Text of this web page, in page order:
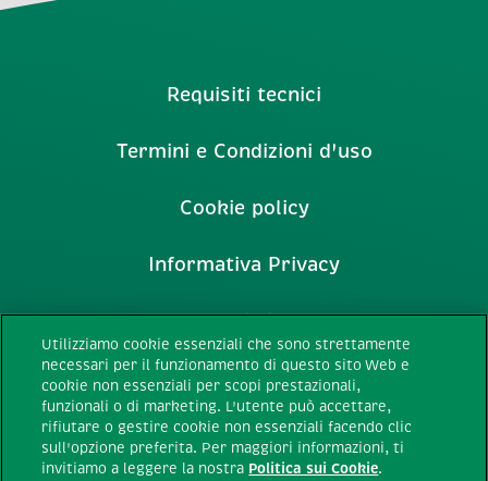
Requisiti tecnici
Termini e Condizioni d'uso
Cookie policy
Informativa Privacy
Prodotti Tic Tac
Gestione del profilo
Servizio consumatori
Utilizziamo cookie essenziali che sono strettamente
necessari per il funzionamento di questo sito Web e
cookie non essenziali per scopi prestazionali,
funzionali o di marketing. L'utente può accettare,
rifiutare o gestire cookie non essenziali facendo clic
sull'opzione preferita. Per maggiori informazioni, ti
invitiamo a leggere la nostra Politica sui Cookie.